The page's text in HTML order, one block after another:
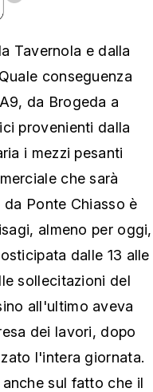
Tavernola e dalla
conseguenza
da Brogeda a
provenienti dalla
i mezzi pesanti
che sarà
Ponte Chiasso è
almeno per oggi,
dalle 13 alle
sollecitazioni del
all'ultimo aveva
dei lavori, dopo
l'intera giornata.
sul fatto che il